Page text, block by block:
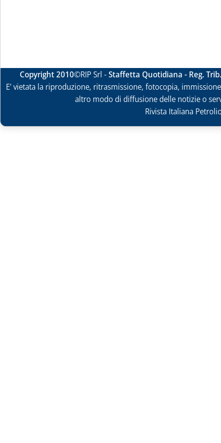
Copyright 2010©RIP Srl -Staffetta Quotidiana - Reg.
E' vietata la riproduzione, ritrasmissione, fotocopia,
altro modo di diffusione delle notizie o
Rivista Italiana